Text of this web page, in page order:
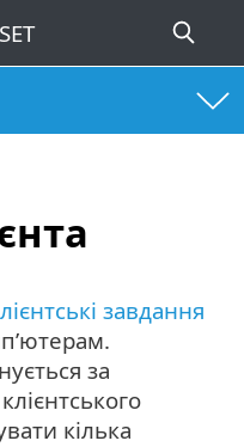
завдання
за
кілька